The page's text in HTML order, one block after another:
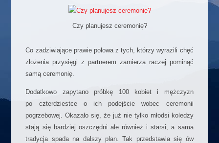
Czy planujesz ceremonię?
Co zadziwiające prawie połowa z tych, którzy wyrazili chęć
złożenia przysięgi z partnerem zamierza raczej pominąć
samą ceremonię.
Dodatkowo zapytano próbkę 100 kobiet i mężczyzn
po czterdziestce o ich podejście wobec ceremonii
pogrzebowej. Okazało się, że już nie tylko młodsi koledzy
stają się bardziej oszczędni ale również i starsi, a sama
tradycja spada na dalszy plan. Tak przedstawia się ów